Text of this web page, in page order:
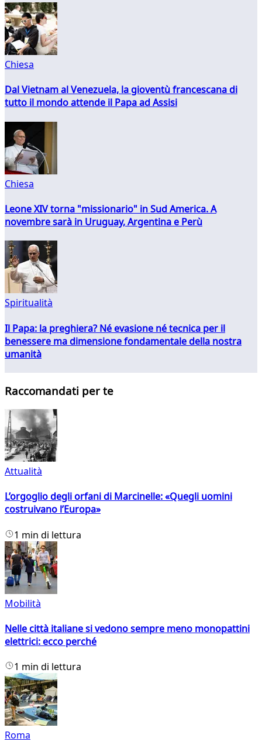
Chiesa
Dal Vietnam al Venezuela, la gioventù francescana di
tutto il mondo attende il Papa ad Assisi
Chiesa
Leone XIV torna "missionario" in Sud America. A
novembre sarà in Uruguay, Argentina e Perù
Spiritualità
Il Papa: la preghiera? Né evasione né tecnica per il
benessere ma dimensione fondamentale della nostra
umanità
Raccomandati per te
Attualità
L’orgoglio degli orfani di Marcinelle: «Quegli uomini
costruivano l’Europa»
1 min di lettura
Mobilità
Nelle città italiane si vedono sempre meno monopattini
elettrici: ecco perché
1 min di lettura
Roma